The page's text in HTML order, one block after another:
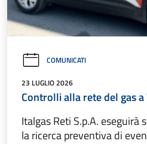
COMUNICATI
23 LUGLIO 2026
Controlli alla rete del gas a
Italgas Reti S.p.A.
la ricerca preventiva di